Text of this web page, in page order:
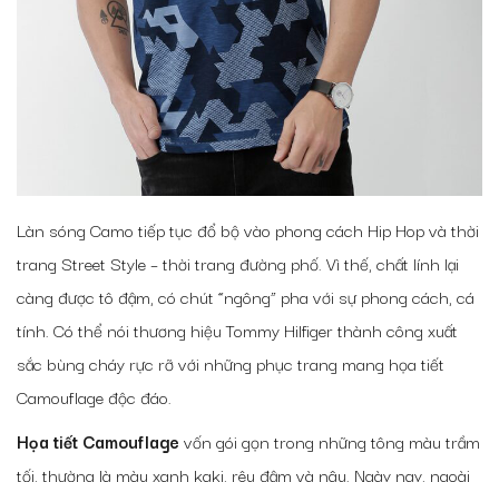
Làn sóng Camo tiếp tục đổ bộ vào phong cách Hip Hop và thời
trang Street Style – thời trang đường phố. Vì thế, chất lính lại
càng được tô đậm, có chút “ngông” pha với sự phong cách, cá
tính. Có thể nói thương hiệu Tommy Hilfiger thành công xuất
sắc bùng cháy rực rỡ với những phục trang mang họa tiết
Camouflage độc đáo.
Họa tiết Camouflage vốn gói gọn trong những tông màu trầm
tối, thường là màu xanh kaki, rêu đậm và nâu. Ngày nay, ngoài